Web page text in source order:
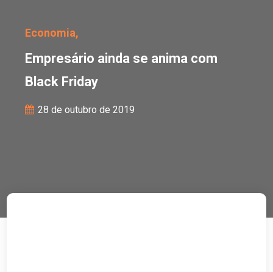
Economia,
Empresário ainda se anima com
Black Friday
28 de outubro de 2019